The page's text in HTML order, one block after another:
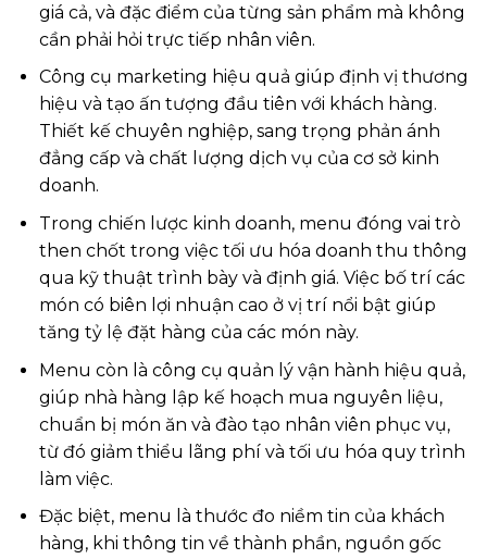
giá cả, và đặc điểm của từng sản phẩm mà không
cần phải hỏi trực tiếp nhân viên.
Công cụ marketing hiệu quả giúp định vị thương
hiệu và tạo ấn tượng đầu tiên với khách hàng.
Thiết kế chuyên nghiệp, sang trọng phản ánh
đẳng cấp và chất lượng dịch vụ của cơ sở kinh
doanh.
Trong chiến lược kinh doanh, menu đóng vai trò
then chốt trong việc tối ưu hóa doanh thu thông
qua kỹ thuật trình bày và định giá. Việc bố trí các
món có biên lợi nhuận cao ở vị trí nổi bật giúp
tăng tỷ lệ đặt hàng của các món này.
Menu còn là công cụ quản lý vận hành hiệu quả,
giúp nhà hàng lập kế hoạch mua nguyên liệu,
chuẩn bị món ăn và đào tạo nhân viên phục vụ,
từ đó giảm thiểu lãng phí và tối ưu hóa quy trình
làm việc.
Đặc biệt, menu là thước đo niềm tin của khách
hàng, khi thông tin về thành phần, nguồn gốc